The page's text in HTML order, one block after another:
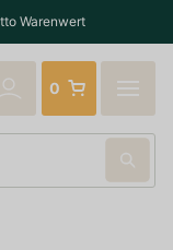
verschickt
0